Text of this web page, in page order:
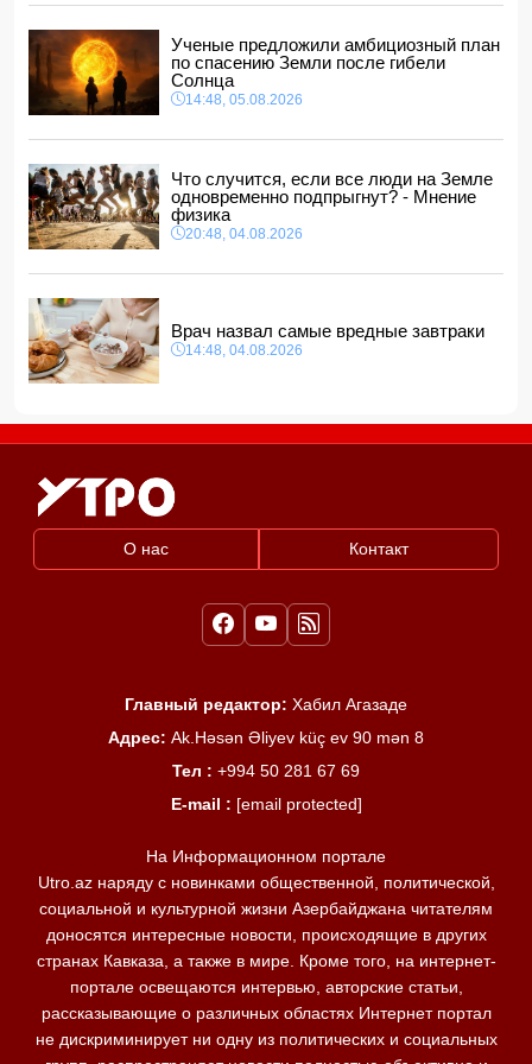
Депутат Милли Меджлиса посетил семью шехида-
ФОТО
14:00, 05.08.2026
Прогноз погоды в Азербайджане на 6 августа
Биржевые цены на кофе в мире выросли до максимума
за полгода
12:40, 05.08.2026
Ученые предложили амбициозный план
по спасению Земли после гибели
Солнца
14:48, 05.08.2026
Что случится, если все люди на Земле
одновременно подпрыгнут? - Мнение
физика
20:48, 04.08.2026
Врач назвал самые вредные завтраки
14:48, 04.08.2026
О нас Контакт
Главный редактор: Хабил Агазаде
Адрес: Ak.Həsən Əliyev küç ev 90 mən 8
Тел : +994 50 281 67 69
E-mail : [email protected]
На Информационном портале
Utro.az наряду с новинками общественной, политической,
социальной и культурной жизни Азербайджана читателям
доносятся интересные новости, происходящие в других
странах Кавказа, а также в мире. Кроме того, на интернет-
портале освещаются интервью, авторские статьи,
рассказывающие о различных областях Интернет портал
не дискриминирует ни одну из политических и социальных